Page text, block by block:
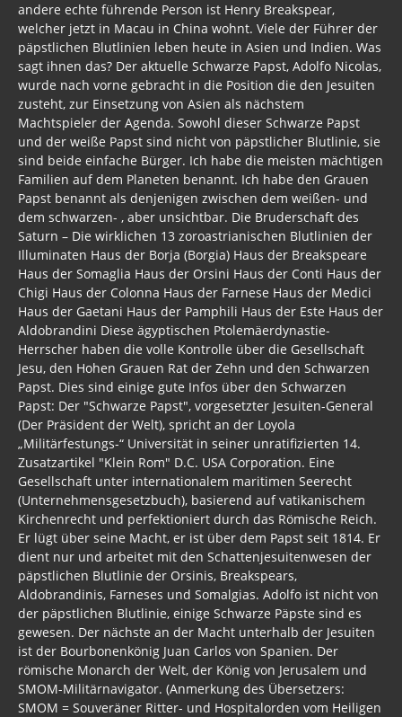
Ur-Logen
Artikel Ur-Logen
04-2021
Archiv 2020 - 2015
Gästebuch
andere echte führende Person ist Henry Breakspear,
welcher jetzt in Macau in China wohnt. Viele der Führer der
päpstlichen Blutlinien leben heute in Asien und Indien. Was
sagt ihnen das? Der aktuelle Schwarze Papst, Adolfo Nicolas,
wurde nach vorne gebracht in die Position die den Jesuiten
zusteht, zur Einsetzung von Asien als nächstem
Machtspieler der Agenda. Sowohl dieser Schwarze Papst
und der weiße Papst sind nicht von päpstlicher Blutlinie, sie
sind beide einfache Bürger. Ich habe die meisten mächtigen
Familien auf dem Planeten benannt. Ich habe den Grauen
Papst benannt als denjenigen zwischen dem weißen- und
dem schwarzen- , aber unsichtbar. Die Bruderschaft des
Saturn – Die wirklichen 13 zoroastrianischen Blutlinien der
Illuminaten Haus der Borja (Borgia) Haus der Breakspeare
Haus der Somaglia Haus der Orsini Haus der Conti Haus der
Chigi Haus der Colonna Haus der Farnese Haus der Medici
Haus der Gaetani Haus der Pamphili Haus der Este Haus der
Aldobrandini Diese ägyptischen Ptolemäerdynastie-
Herrscher haben die volle Kontrolle über die Gesellschaft
Jesu, den Hohen Grauen Rat der Zehn und den Schwarzen
Papst. Dies sind einige gute Infos über den Schwarzen
Papst: Der "Schwarze Papst", vorgesetzter Jesuiten-General
(Der Präsident der Welt), spricht an der Loyola
„Militärfestungs-“ Universität in seiner unratifizierten 14.
Zusatzartikel "Klein Rom" D.C. USA Corporation. Eine
Gesellschaft unter internationalem maritimen Seerecht
(Unternehmensgesetzbuch), basierend auf vatikanischem
Kirchenrecht und perfektioniert durch das Römische Reich.
Er lügt über seine Macht, er ist über dem Papst seit 1814. Er
dient nur und arbeitet mit den Schattenjesuitenwesen der
päpstlichen Blutlinie der Orsinis, Breakspears,
Aldobrandinis, Farneses und Somalgias. Adolfo ist nicht von
der päpstlichen Blutlinie, einige Schwarze Päpste sind es
gewesen. Der nächste an der Macht unterhalb der Jesuiten
ist der Bourbonenkönig Juan Carlos von Spanien. Der
römische Monarch der Welt, der König von Jerusalem und
SMOM-Militärnavigator. (Anmerkung des Übersetzers:
SMOM = Souveräner Ritter- und Hospitalorden vom Heiligen